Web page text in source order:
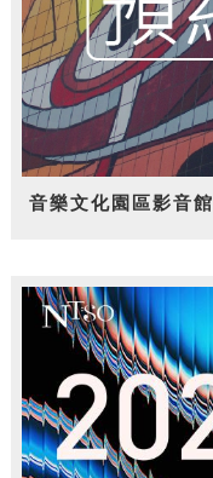
音樂文化園區影音